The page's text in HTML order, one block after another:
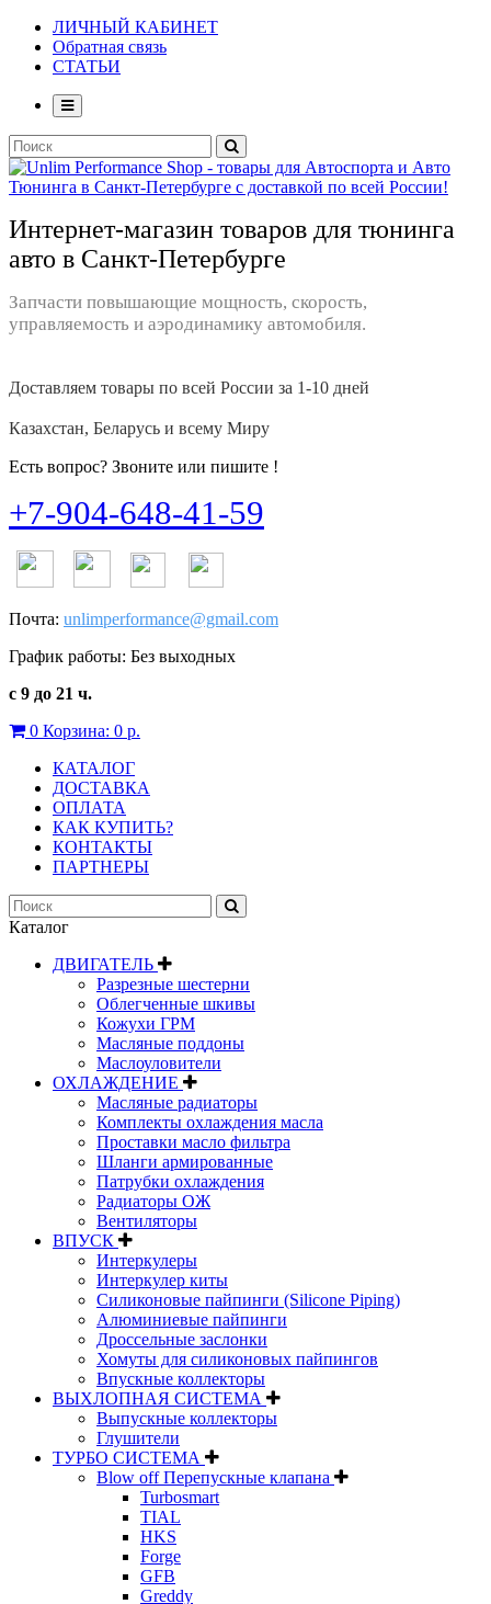
ЛИЧНЫЙ КАБИНЕТ
Обратная связь
СТАТЬИ
Интернет-магазин товаров для тюнинга
авто в Санкт-Петербурге
Запчасти повышающие мощность, скорость,
управляемость и аэродинамику автомобиля.
Доставляем товары по всей России за 1-10 дней
Казахстан, Беларусь и всему Миру
Есть вопрос? Звоните или пишите !
+7-904-648-41-59
Почта: unlimperformance@gmail.com
График работы: Без выходных
с 9 до 21 ч.
0 Корзина: 0 р.
КАТАЛОГ
ДОСТАВКА
ОПЛАТА
КАК КУПИТЬ?
КОНТАКТЫ
ПАРТНЕРЫ
Каталог
ДВИГАТЕЛЬ
Разрезные шестерни
Облегченные шкивы
Кожухи ГРМ
Масляные поддоны
Маслоуловители
ОХЛАЖДЕНИЕ
Масляные радиаторы
Комплекты охлаждения масла
Проставки масло фильтра
Шланги армированные
Патрубки охлаждения
Радиаторы ОЖ
Вентиляторы
ВПУСК
Интеркулеры
Интеркулер киты
Силиконовые пайпинги (Silicone Piping)
Алюминиевые пайпинги
Дроссельные заслонки
Хомуты для силиконовых пайпингов
Впускные коллекторы
ВЫХЛОПНАЯ СИСТЕМА
Выпускные коллекторы
Глушители
ТУРБО СИСТЕМА
Blow off Перепускные клапана
Turbosmart
TIAL
HKS
Forge
GFB
Greddy